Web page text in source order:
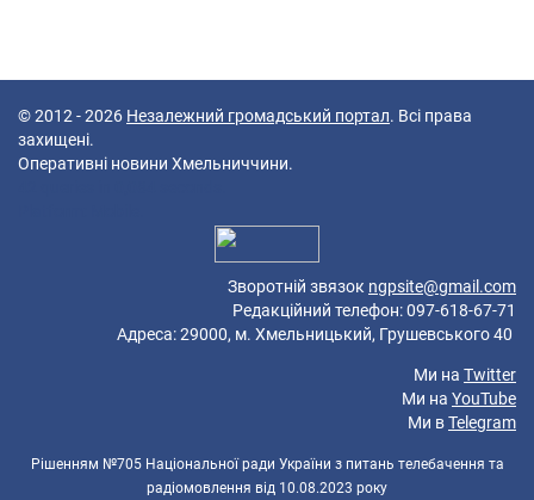
© 2012 - 2026 Незалежний громадський портал. Всі права
захищені.
Оперативні новини Хмельниччини.
Зворотній звязок ngpsite@gmail.com
Редакційний телефон: 097-618-67-71
Адреса: 29000, м. Хмельницький, Грушевського 40
Ми на Twitter
Ми на YouTube
Ми вTelegram
Рішенням №705 Національної ради України з питань телебачення та
радіомовлення від 10.08.2023 року